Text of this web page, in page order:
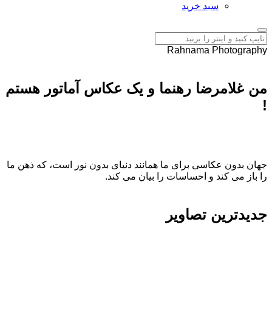
سبد خرید
Rahnama Photography
من غلامرضا رهنما و یک عکاس آماتور هستم
!
جهان بدون عکاسی برای ما همانند دنیای بدون نور است، که ذهن ما
را باز می کند و احساسات را بیان می کند.
جدیدترین تصاویر